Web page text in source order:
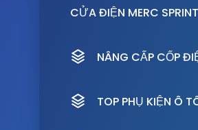
CỬA ĐIỆN MERC
NÂNG CẤP CỐP
TOP PHỤ KIỆN Ô